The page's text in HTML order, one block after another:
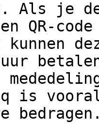
Als je
QR-
kunnen
is
bedragen.